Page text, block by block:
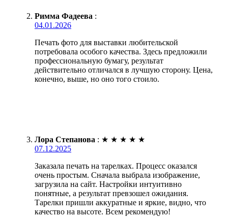
Римма Фадеева :
04.01.2026
Печать фото для выставки любительской
потребовала особого качества. Здесь предложили
профессиональную бумагу, результат
действительно отличался в лучшую сторону. Цена,
конечно, выше, но оно того стоило.
Лора Степанова : ★ ★ ★ ★ ★
07.12.2025
Заказала печать на тарелках. Процесс оказался
очень простым. Сначала выбрала изображение,
загрузила на сайт. Настройки интуитивно
понятные, а результат превзошел ожидания.
Тарелки пришли аккуратные и яркие, видно, что
качество на высоте. Всем рекомендую!